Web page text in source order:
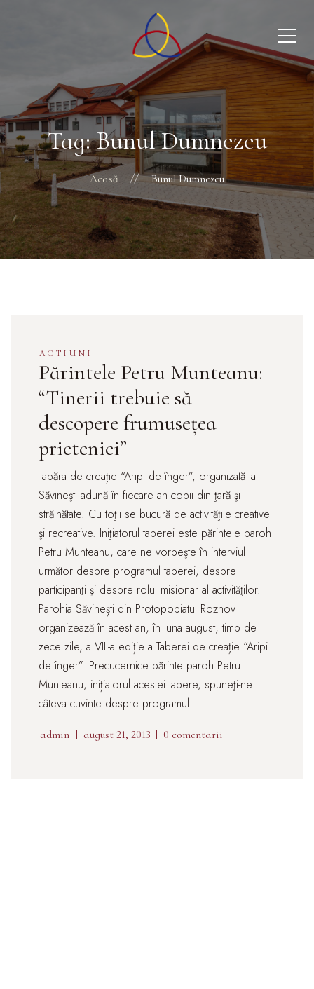
Tag: Bunul Dumnezeu
Acasă Bunul Dumnezeu
ACTIUNI
Părintele Petru Munteanu:
“Tinerii trebuie să
descopere frumusețea
prieteniei”
Tabăra de creație “Aripi de înger”, organizată la
Săvineşti adună în fiecare an copii din ţară şi
străinătate. Cu toţii se bucură de activităţile creative
şi recreative. Iniţiatorul taberei este părintele paroh
Petru Munteanu, care ne vorbeşte în interviul
următor despre programul taberei, despre
participanţi şi despre rolul misionar al activităţilor.
Parohia Săvinești din Protopopiatul Roznov
organizează în acest an, în luna august, timp de
zece zile, a VIII-a ediție a Taberei de creație “Aripi
de înger”. Precucernice părinte paroh Petru
Munteanu, inițiatorul acestei tabere, spuneţi-ne
câteva cuvinte despre programul …
admin august 21, 2013 0 comentarii